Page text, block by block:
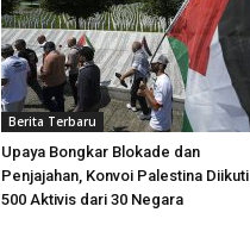
Berita Terbaru
Upaya Bongkar Blokade dan
Penjajahan, Konvoi Palestina Diikuti
500 Aktivis dari 30 Negara